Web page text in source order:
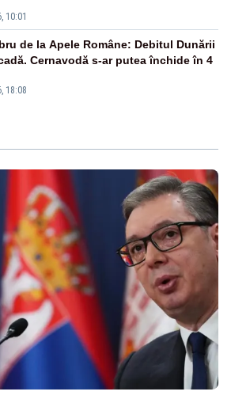
10:01
18:08
de la Apele Române: Debitul Dunării
Cernavodă s-ar putea închide în 4